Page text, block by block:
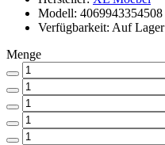
Modell: 4069943354508
Verfügbarkeit: Auf Lager
Menge